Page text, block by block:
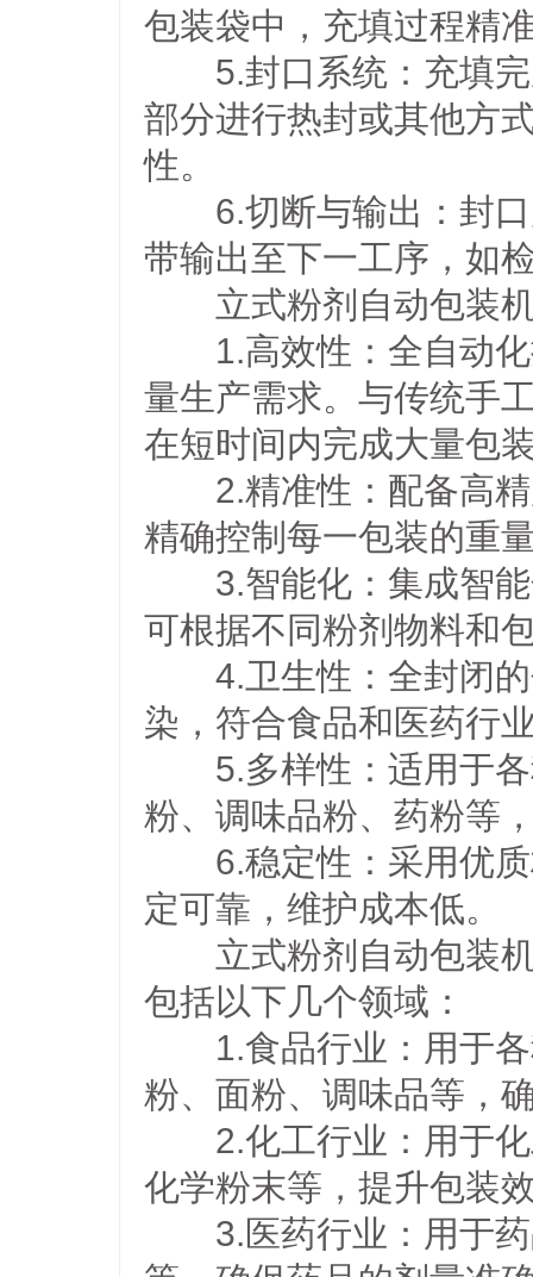
包装袋中，充填过程精
5.封口系统：充填完
部分进行热封或其他方
性。
6.切断与输出：封口
带输出至下一工序，如
立式粉剂自动包装机
1.高效性：全自动化
量生产需求。与传统手
在短时间内完成大量包
2.精准性：配备高精
精确控制每一包装的重
3.智能化：集成智能
可根据不同粉剂物料和
4.卫生性：全封闭的
染，符合食品和医药行
5.多样性：适用于各
粉、调味品粉、药粉等
6.稳定性：采用优质
定可靠，维护成本低。
立式粉剂自动包装机
包括以下几个领域：
1.食品行业：用于各
粉、面粉、调味品等，
2.化工行业：用于化
化学粉末等，提升包装
3.医药行业：用于药